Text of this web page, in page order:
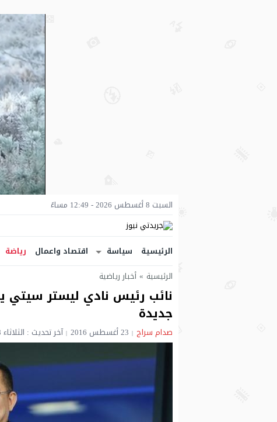
السبت 8 أغسطس 2026 - 12:49 مساءً
الرئيسية سياسة اقتصاد واعمال رياضة
الرئيسية » أخبار رياضية
نائب رئيس نادي ليستر سيتي
جديدة
صدام سراج 23 أغسطس 2016 آخر تحديث : الثلاثاء 23 أغسطس 2016 - 11:59 صباحًا